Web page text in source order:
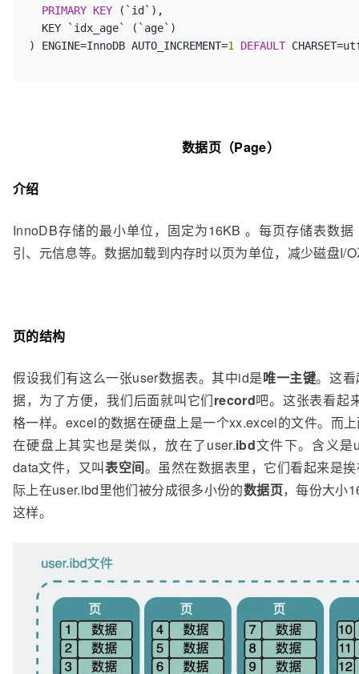
PRIMARY KEY (`id`),
KEY `idx_age` (`age`)
) ENGINE=InnoDB AUTO_INCREMENT=1 DEFAULT
数据页（Page）
介绍
InnoDB存储的最小单位，固定为16KB 。每页存储表数
引、元信息等。数据加载到内存时以页为单位，减少磁盘I/
页的结构
假设我们有这么一张user数据表。其中id是唯一主键。这
据，为了方便，我们后面就叫它们record吧。这张表看起
格一样。excel的数据在硬盘上是一个xx.excel的文件。而
在硬盘上其实也是类似，放在了user.ibd文件下。含义是
data文件，又叫表空间。虽然在数据表里，它们看起来是
际上在user.ibd里他们被分成很多小份的数据页，每份大小
这样。